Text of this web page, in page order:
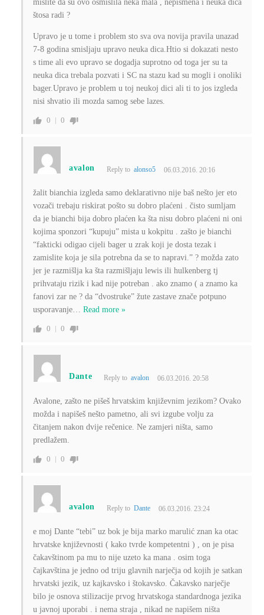
mislite da su ovo osmislila neka mala , nepismena i neuka dica
štosa radi ?
Upravo je u tome i problem sto sva ova novija pravila unazad
7-8 godina smisljaju upravo neuka dica.Htio si dokazati nesto
s time ali evo upravo se dogadja suprotno od toga jer su ta
neuka dica trebala pozvati i SC na stazu kad su mogli i onoliki
bager.Upravo je problem u toj neukoj dici ali ti to jos izgleda
nisi shvatio ili mozda samog sebe lazes.
0 0
avalon Reply toalonso5 06.03.2016. 20:16
žalit bianchia izgleda samo deklarativno nije baš nešto jer eto
vozači trebaju riskirat pošto su dobro plaćeni . čisto sumljam
da je bianchi bija dobro plaćen ka šta nisu dobro plaćeni ni oni
kojima sponzori “kupuju” mista u kokpitu . zašto je bianchi
“fakticki odigao cijeli bager u zrak koji je dosta tezak i
zamislite koja je sila potrebna da se to napravi.” ? možda zato
jer je razmišlja ka šta razmišljaju lewis ili hulkenberg tj
prihvataju rizik i kad nije potreban . ako znamo ( a znamo ka
fanovi zar ne ? da “dvostruke” žute zastave znače potpuno
usporavanje… Read more »
0 0
Dante Reply toavalon 06.03.2016. 20:58
Avalone, zašto ne pišeš hrvatskim književnim jezikom? Ovako
možda i napišeš nešto pametno, ali svi izgube volju za
čitanjem nakon dvije rečenice. Ne zamjeri ništa, samo
predlažem.
0 0
avalon Reply toDante 06.03.2016. 23:24
e moj Dante “tebi” uz bok je bija marko marulić znan ka otac
hrvatske književnosti ( kako tvrde kompetentni ) , on je pisa
čakavštinom pa mu to nije uzeto ka mana . osim toga
čajkavština je jedno od triju glavnih narječja od kojih je satkan
hrvatski jezik, uz kajkavsko i štokavsko. Čakavsko narječje
bilo je osnova stilizacije prvog hrvatskoga standardnoga jezika
u javnoj uporabi . i nema straja , nikad ne napišem ništa